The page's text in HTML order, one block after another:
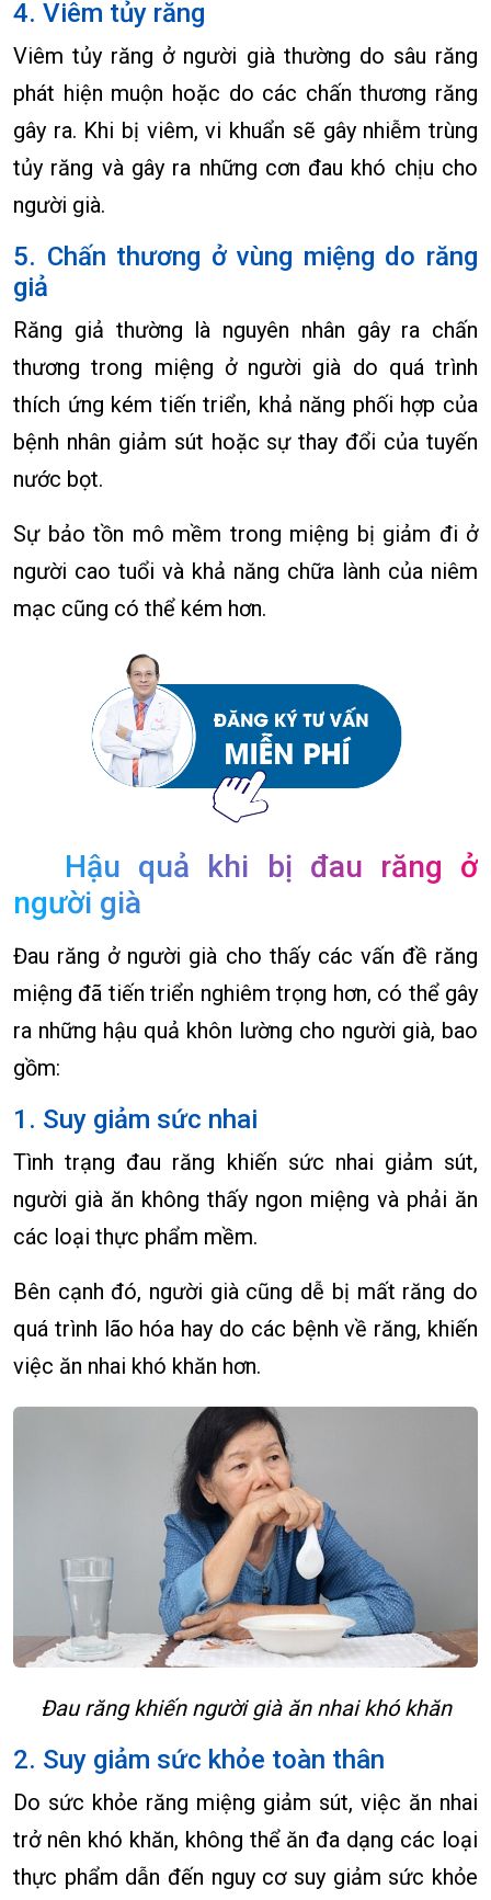
4. Viêm tủy răng
Viêm tủy răng ở người già thường do sâu răng
phát hiện muộn hoặc do các chấn thương răng
gây ra. Khi bị viêm, vi khuẩn sẽ gây nhiễm trùng
tủy răng và gây ra những cơn đau khó chịu cho
người già.
5. Chấn thương ở vùng miệng do răng
giả
Răng giả thường là nguyên nhân gây ra chấn
thương trong miệng ở người già do quá trình
thích ứng kém tiến triển, khả năng phối hợp của
bệnh nhân giảm sút hoặc sự thay đổi của tuyến
nước bọt.
Sự bảo tồn mô mềm trong miệng bị giảm đi ở
người cao tuổi và khả năng chữa lành của niêm
mạc cũng có thể kém hơn.
Hậu quả khi bị đau răng ở
người già
Đau răng ở người già cho thấy các vấn đề răng
miệng đã tiến triển nghiêm trọng hơn, có thể gây
ra những hậu quả khôn lường cho người già, bao
gồm:
1. Suy giảm sức nhai
Tình trạng đau răng khiến sức nhai giảm sút,
người già ăn không thấy ngon miệng và phải ăn
các loại thực phẩm mềm.
Bên cạnh đó, người già cũng dễ bị mất răng do
quá trình lão hóa hay do các bệnh về răng, khiến
việc ăn nhai khó khăn hơn.
Đau răng khiến người già ăn nhai khó khăn
2. Suy giảm sức khỏe toàn thân
Do sức khỏe răng miệng giảm sút, việc ăn nhai
trở nên khó khăn, không thể ăn đa dạng các loại
thực phẩm dẫn đến nguy cơ suy giảm sức khỏe